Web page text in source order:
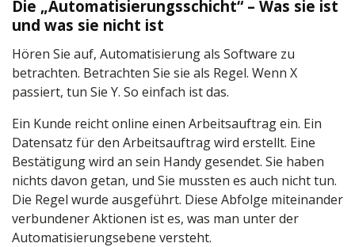
Die „Automatisierungsschicht“ – Was sie ist
und was sie nicht ist
Hören Sie auf, Automatisierung als Software zu
betrachten. Betrachten Sie sie als Regel. Wenn X
passiert, tun Sie Y. So einfach ist das.
Ein Kunde reicht online einen Arbeitsauftrag ein. Ein
Datensatz für den Arbeitsauftrag wird erstellt. Eine
Bestätigung wird an sein Handy gesendet. Sie haben
nichts davon getan, und Sie mussten es auch nicht tun.
Die Regel wurde ausgeführt. Diese Abfolge miteinander
verbundener Aktionen ist es, was man unter der
Automatisierungsebene versteht.